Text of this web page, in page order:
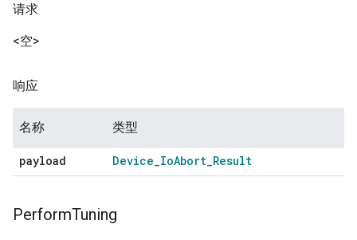
请求
<空>
响应
名称 类型
payload Device_IoAbort_Result
PerformTuning